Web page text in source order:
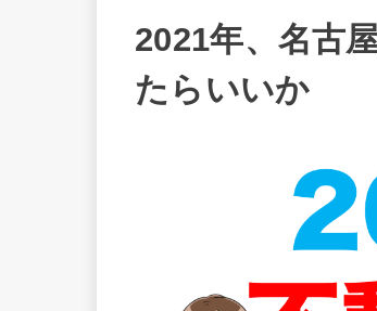
2021年、名古
たらいいか